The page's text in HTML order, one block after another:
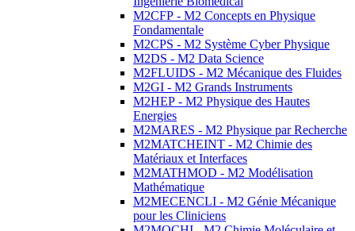
M2CFP - M2 Concepts en Physique
Fondamentale
M2CPS - M2 Système Cyber Physique
M2DS - M2 Data Science
M2FLUIDS - M2 Mécanique des Fluides
M2GI - M2 Grands Instruments
M2HEP - M2 Physique des Hautes
Energies
M2MARES - M2 Physique par Recherche
M2MATCHEINT - M2 Chimie des
Matériaux et Interfaces
M2MATHMOD - M2 Modélisation
Mathématique
M2MECENCLI - M2 Génie Mécanique
pour les Cliniciens